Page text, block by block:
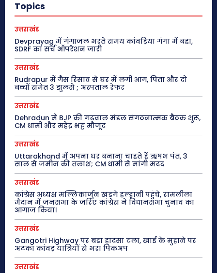
Topics
उत्तराखंड
Devprayag में गंगाजल भरते समय कांवड़िया गंगा में बहा,
SDRF का सर्च ऑपरेशन जारी
उत्तराखंड
Rudrapur में गैस रिसाव से घर में लगी आग, पिता और दो
बच्चों समेत 3 झुलसे ; अस्पताल रेफर
उत्तराखंड
Dehradun में BJP की गढ़वाल मंडल संगठनात्मक बैठक शुरू,
CM धामी और महेंद्र भट्ट मौजूद
उत्तराखंड
Uttarakhand में अपना घर बनाना चाहते हैं ऋषभ पंत, 3
साल से जमीन की तलाश; CM धामी से मांगी मदद
उत्तराखंड
कांग्रेस अध्यक्ष मल्लिकार्जुन खड़गे हल्द्वानी पहुंचे, रामलीला
मैदान में जनसभा के जरिए कांग्रेस ने विधानसभा चुनाव का
आगाज किया।
उत्तराखंड
Gangotri Highway पर बड़ा हादसा टला, खाई के मुहाने पर
अटका कांवड़ यात्रियों से भरा पिकअप
उत्तराखंड